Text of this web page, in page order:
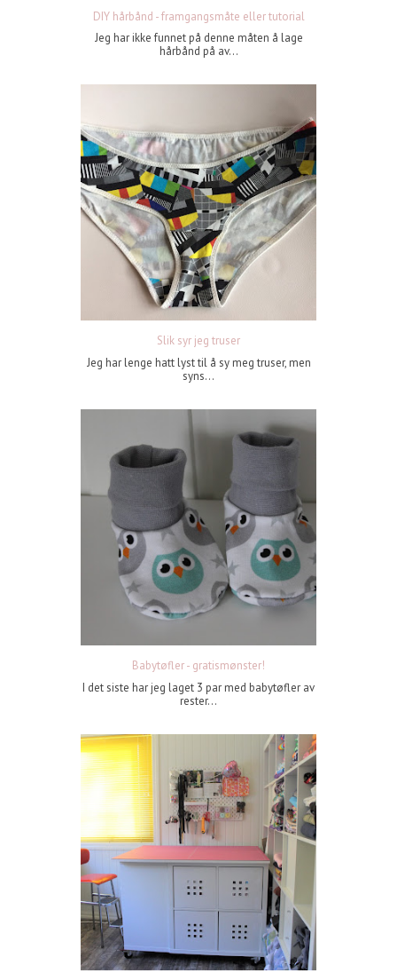
DIY hårbånd - framgangsmåte eller tutorial
Jeg har ikke funnet på denne måten å lage
hårbånd på av...
Slik syr jeg truser
Jeg har lenge hatt lyst til å sy meg truser, men
syns...
Babytøfler - gratismønster!
I det siste har jeg laget 3 par med babytøfler av
rester...